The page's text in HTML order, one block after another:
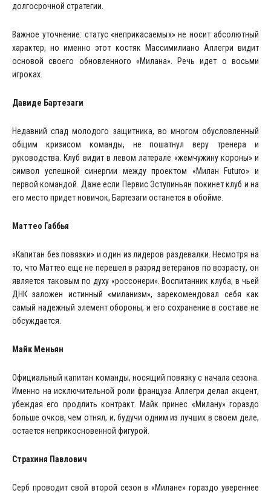
долгосрочной стратегии.
Важное уточнение: статус «неприкасаемых» не носит абсолютный
характер, но именно этот костяк Массимилиано Аллегри видит
основой своего обновленного «Милана». Речь идет о восьми
игроках.
Давиде Бартезаги
Недавний спад молодого защитника, во многом обусловленный
общим кризисом команды, не пошатнул веру тренера и
руководства. Клуб видит в левом латерале «жемчужину короны» и
символ успешной синергии между проектом «Милан Futuro» и
первой командой. Даже если Первис Эступиньян покинет клуб и на
его место придет новичок, Бартезаги останется в обойме.
Маттео Габбья
«Капитан без повязки» и один из лидеров раздевалки. Несмотря на
то, что Маттео еще не перешел в разряд ветеранов по возрасту, он
является таковым по духу «россонери». Воспитанник клуба, в чьей
ДНК заложен истинный «миланизм», зарекомендовал себя как
самый надежный элемент обороны, и его сохранение в составе не
обсуждается.
Майк Меньян
Официальный капитан команды, носящий повязку с начала сезона.
Именно на исключительной роли француза Аллегри делал акцент,
убеждая его продлить контракт. Майк принес «Милану» гораздо
больше очков, чем отнял, и, будучи одним из лучших в своем деле,
остается неприкосновенной фигурой.
Страхиня Павлович
Серб проводит свой второй сезон в «Милане» гораздо увереннее